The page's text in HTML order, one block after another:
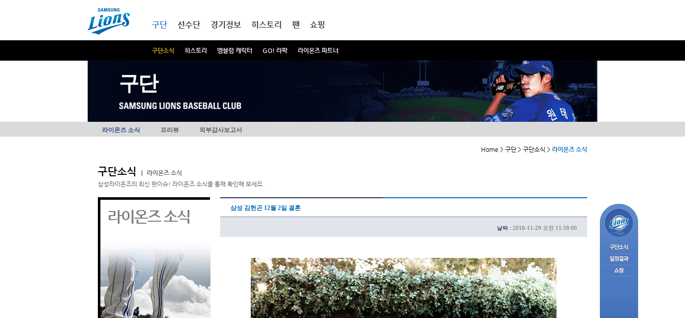
구단
구단소식 히스토리 엠블럼 캐릭터 GO! 라팍 라이온즈 파트너
선수단 경기정보 히스토리 팬 쇼핑
구단
라이온즈 소식 프리뷰 외부감사보고서
Home > 구단 > 구단소식 > 라이온즈 소식
구단소식
라이온즈 소식
삼성라이온즈의 최신 핫이슈! 라이온즈 소식을 통해 확인해 보세요.
라이온즈 소식 삼성 김헌곤 12월 2일 결혼
날짜 : 2018-11-29 오전 11:58:00